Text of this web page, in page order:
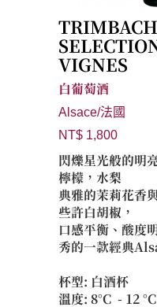
VIGNES
白葡萄酒
Alsace/法國
NT$ 1,800
閃爍星光般的明
檸檬，水梨
典雅的茉莉花香
些許白胡椒，
口感平衡、酸度
秀的一款經典
杯型: 白酒杯
溫度: 8°C - 12 °C